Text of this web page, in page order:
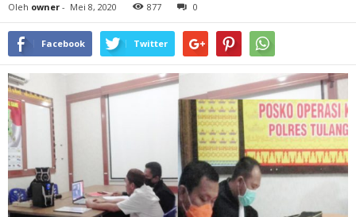
Oleh owner - Mei 8, 2020 877 0
Facebook Twitter